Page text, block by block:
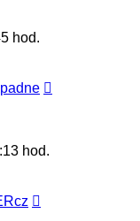
hod.
hod.